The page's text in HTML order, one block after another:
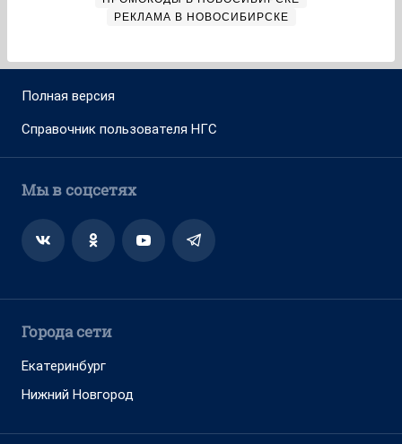
РЕКЛАМА В НОВОСИБИРСКЕ
Полная версия
Справочник пользователя НГС
Мы в соцсетях
Города сети
Екатеринбург
Нижний Новгород